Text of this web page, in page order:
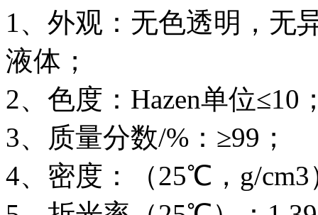
1、外观：无色透明，无
液体；
2、色度：Hazen单位≤10
3、质量分数/%：≥99；
4、密度：（25℃，g/cm3